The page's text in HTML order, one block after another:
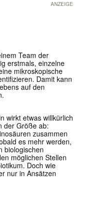
ANZEIGE
Team der
erstmals, einzelne
mikroskopische
Damit kann
auf den
wirkt etwas willkürlich
der Größe ab:
zusammen
es mehr werden,
biologischen
möglichen Stellen
Doch wie
nur in Ansätzen